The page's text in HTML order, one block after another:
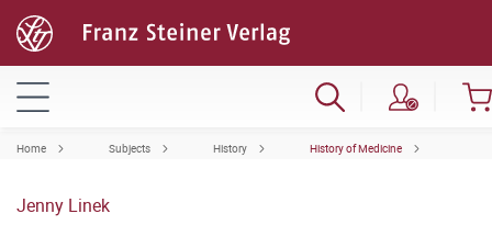
Home Subjects History History of Medicine
Jenny Linek